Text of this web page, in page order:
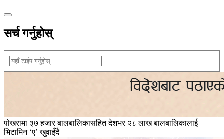
सर्च गर्नुहोस्
पोखरामा ३७ हजार बालबालिकासहित देशभर २८ लाख बालबालिकालाई
भिटामिन ‘ए’ खुवाइँदै